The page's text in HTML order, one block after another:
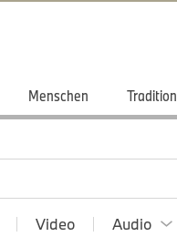
Menschen Tradition
Video Audio